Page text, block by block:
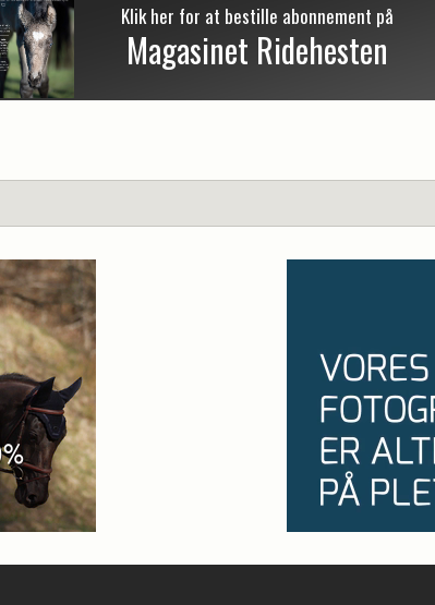
Klik her for at bestille abonnement på
Magasinet Ridehesten